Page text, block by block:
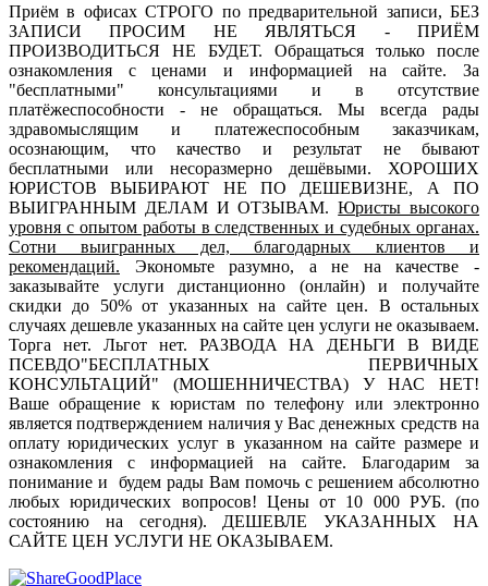
Приём в офисах СТРОГО по предварительной записи, БЕЗ
ЗАПИСИ ПРОСИМ НЕ ЯВЛЯТЬСЯ - ПРИЁМ
ПРОИЗВОДИТЬСЯ НЕ БУДЕТ. Обращаться только после
ознакомления с ценами и информацией на сайте. За
"бесплатными" консультациями и в отсутствие
платёжеспособности - не обращаться. Мы всегда рады
здравомыслящим и платежеспособным заказчикам,
осознающим, что качество и результат не бывают
бесплатными или несоразмерно дешёвыми. ХОРОШИХ
ЮРИСТОВ ВЫБИРАЮТ НЕ ПО ДЕШЕВИЗНЕ, А ПО
ВЫИГРАННЫМ ДЕЛАМ И ОТЗЫВАМ.Юристы высокого
уровня с опытом работы в следственных и судебных органах.
Сотни выигранных дел, благодарных клиентов и
рекомендаций. Экономьте разумно, а не на качестве -
заказывайте услуги дистанционно (онлайн) и получайте
скидки до 50% от указанных на сайте цен. В остальных
случаях дешевле указанных на сайте цен услуги не оказываем.
Торга нет. Льгот нет. РАЗВОДА НА ДЕНЬГИ В ВИДЕ
ПСЕВДО"БЕСПЛАТНЫХ ПЕРВИЧНЫХ
КОНСУЛЬТАЦИЙ" (МОШЕННИЧЕСТВА) У НАС НЕТ!
Ваше обращение к юристам по телефону или электронно
является подтверждением наличия у Вас денежных средств на
оплату юридических услуг в указанном на сайте размере и
ознакомления с информацией на сайте. Благодарим за
понимание и будем рады Вам помочь с решением абсолютно
любых юридических вопросов! Цены от 10 000 РУБ. (по
состоянию на сегодня). ДЕШЕВЛЕ УКАЗАННЫХ НА
САЙТЕ ЦЕН УСЛУГИ НЕ ОКАЗЫВАЕМ.